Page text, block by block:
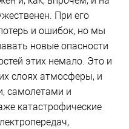
При его
и ошибок, но мы
новые опасности
этих немало. Это и
слоях атмосферы, и
самолетами и
катастрофические